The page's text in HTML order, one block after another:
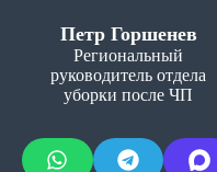
Петр Горшенев
Региональный
руководитель отдела
уборки после ЧП